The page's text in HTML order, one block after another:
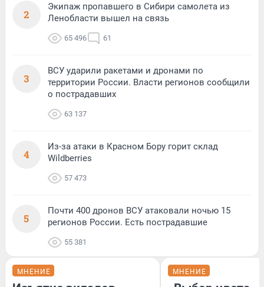
2
Экипаж пропавшего в Сибири самолета из
Ленобласти вышел на связь
65 496 61
3
ВСУ ударили ракетами и дронами по
территории России. Власти регионов сообщили
о пострадавших
63 137
4
Из-за атаки в Красном Бору горит склад
Wildberries
57 473
5
Почти 400 дронов ВСУ атаковали ночью 15
регионов России. Есть пострадавшие
55 381
МНЕНИЕ МНЕНИЕ